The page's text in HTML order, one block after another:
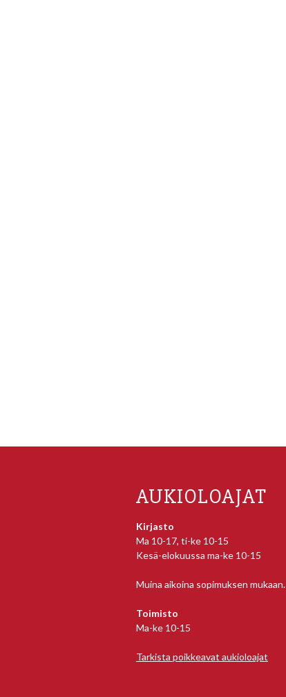
AUKIOLOAJAT
Kirjasto
Ma 10-17, ti-ke 10-15
Kesä-elokuussa ma-ke 10-15
Muina aikoina sopimuksen mukaan.
Toimisto
Ma-ke 10-15
Tarkista poikkeavat aukioloajat